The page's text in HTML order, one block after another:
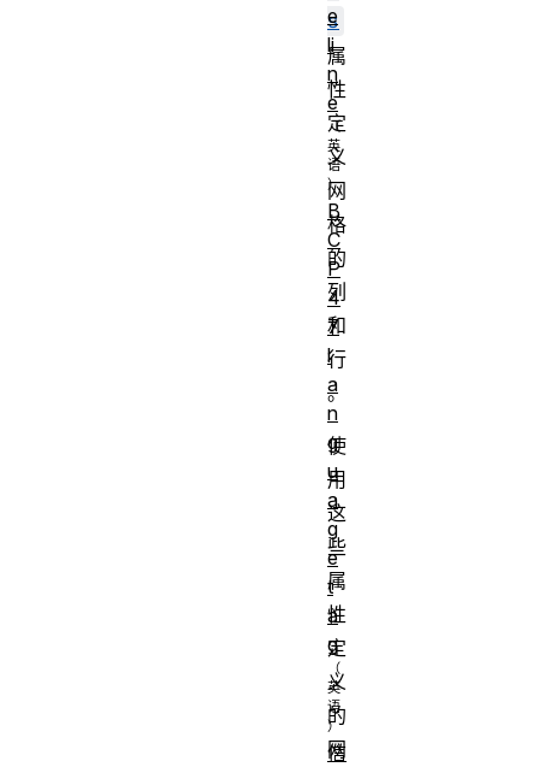
s
属
性
定
义
网
格
的
列
和
行
。
使
用
这
些
属
性
定
义
的
网
e
li
n
e
B
C
P
4
7
l
a
n
g
u
a
g
e
t
a
g
信